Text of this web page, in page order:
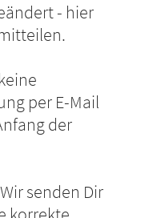
- hier
per E-Mail
der
senden Dir